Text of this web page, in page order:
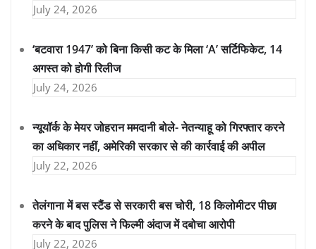
July 24, 2026
‘बटवारा 1947’ को बिना किसी कट के मिला ‘A’ सर्टिफिकेट, 14
अगस्त को होगी रिलीज
July 24, 2026
न्यूयॉर्क के मेयर जोहरान ममदानी बोले- नेतन्याहू को गिरफ्तार करने
का अधिकार नहीं, अमेरिकी सरकार से की कार्रवाई की अपील
July 22, 2026
तेलंगाना में बस स्टैंड से सरकारी बस चोरी, 18 किलोमीटर पीछा
करने के बाद पुलिस ने फिल्मी अंदाज में दबोचा आरोपी
July 22, 2026